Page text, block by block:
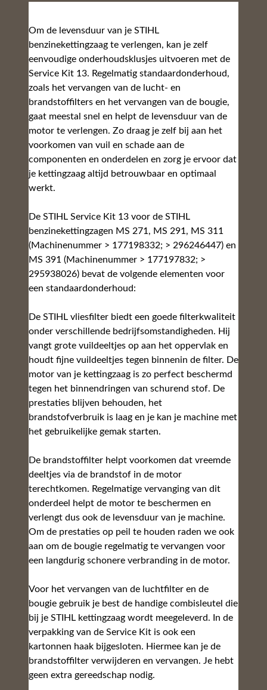
Om de levensduur van je STIHL
benzinekettingzaag te verlengen, kan je zelf
eenvoudige onderhoudsklusjes uitvoeren met de
Service Kit 13. Regelmatig standaardonderhoud,
zoals het vervangen van de lucht- en
brandstoffilters en het vervangen van de bougie,
gaat meestal snel en helpt de levensduur van de
motor te verlengen. Zo draag je zelf bij aan het
voorkomen van vuil en schade aan de
componenten en onderdelen en zorg je ervoor dat
je kettingzaag altijd betrouwbaar en optimaal
werkt.
De STIHL Service Kit 13 voor de STIHL
benzinekettingzagen MS 271, MS 291, MS 311
(Machinenummer > 177198332; > 296246447) en
MS 391 (Machinenummer > 177197832; >
295938026) bevat de volgende elementen voor
een standaardonderhoud:
De STIHL vliesfilter biedt een goede filterkwaliteit
onder verschillende bedrijfsomstandigheden. Hij
vangt grote vuildeeltjes op aan het oppervlak en
houdt fijne vuildeeltjes tegen binnenin de filter. De
motor van je kettingzaag is zo perfect beschermd
tegen het binnendringen van schurend stof. De
prestaties blijven behouden, het
brandstofverbruik is laag en je kan je machine met
het gebruikelijke gemak starten.
De brandstoffilter helpt voorkomen dat vreemde
deeltjes via de brandstof in de motor
terechtkomen. Regelmatige vervanging van dit
onderdeel helpt de motor te beschermen en
verlengt dus ook de levensduur van je machine.
Om de prestaties op peil te houden raden we ook
aan om de bougie regelmatig te vervangen voor
een langdurig schonere verbranding in de motor.
Voor het vervangen van de luchtfilter en de
bougie gebruik je best de handige combisleutel die
bij je STIHL kettingzaag wordt meegeleverd. In de
verpakking van de Service Kit is ook een
kartonnen haak bijgesloten. Hiermee kan je de
brandstoffilter verwijderen en vervangen. Je hebt
geen extra gereedschap nodig.